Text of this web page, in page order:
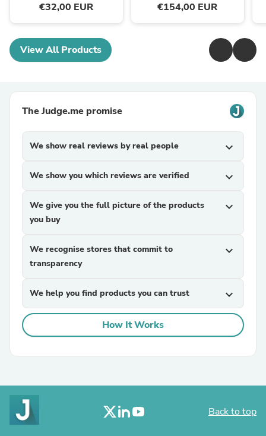
€32,00 EUR €154,00 EUR
View All Products
The Judge.me promise
We show real reviews by real people expand_more
We show you which reviews are verified expand_more
We give you the full picture of the products
you buy
expand_more
We recognise stores that commit to
transparency
expand_more
We help you find products you can trust expand_more
How It Works
Back to top